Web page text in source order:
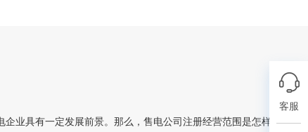
具有一定发展前景。那么，售电公司注册经营范围是怎样的?接下
客服